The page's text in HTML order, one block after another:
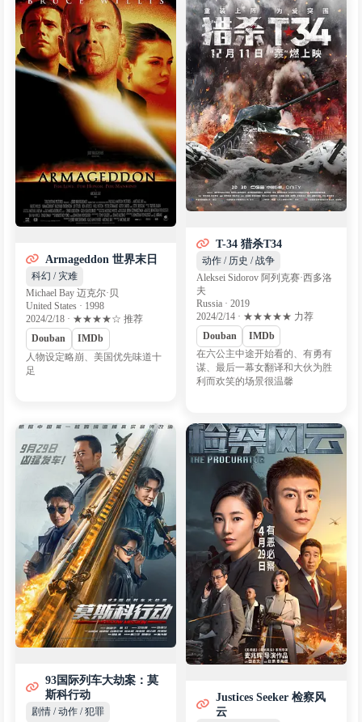
Armageddon 世界末日
科幻 / 灾难
Michael Bay 迈克尔·贝
United States · 1998
2024/2/18 · ★★★★☆ 推荐
Douban
IMDb
人物设定略崩、美国优先味道十
足
T-34 猎杀T34
动作 / 历史 / 战争
Aleksei Sidorov 阿列克赛·西多洛
夫
Russia · 2019
2024/2/14 · ★★★★★ 力荐
Douban
IMDb
在六公主中途开始看的、有勇有
谋、最后一幕女翻译和大伙为胜
利而欢笑的场景很温馨
93国际列车大劫案：莫
斯科行动
剧情 / 动作 / 犯罪
Justices Seeker 检察风
云